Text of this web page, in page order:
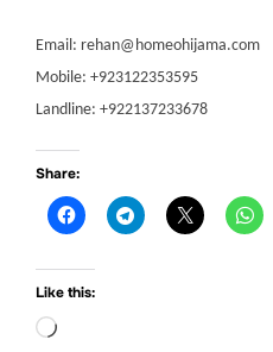
Email: rehan@homeohijama.com
Mobile: +923122353595
Landline: +922137233678
Share:
Like this:
Loading…